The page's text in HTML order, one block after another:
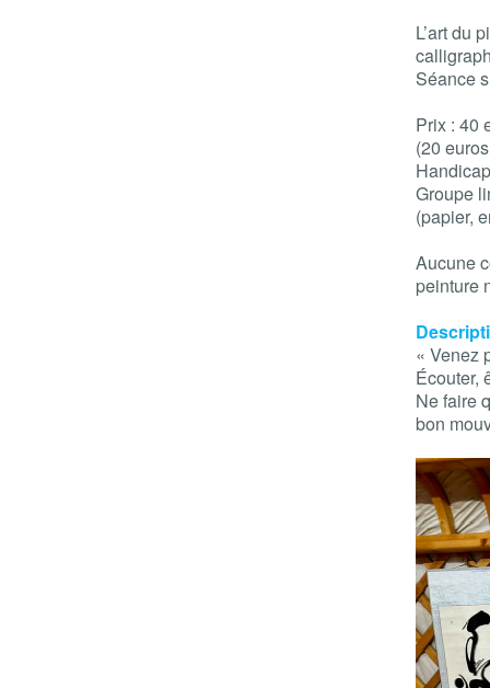
L’art du
Séance
Prix : 40
(20
Groupe
(papier,
Aucune
peinture
« Venez
Écouter,
Ne faire
bon